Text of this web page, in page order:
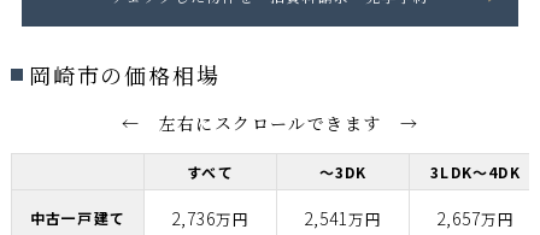
岡崎市の価格相場
← 左右にスクロールできます →
すべて ～3DK 3LDK～4DK
中古一戸建て 2,736万円 2,541 万円 2,657万円